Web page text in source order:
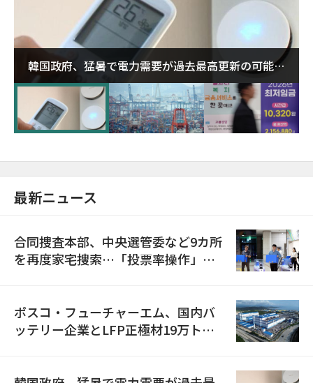
韓国政府、猛暑で電力需要が過去最高更新の可能性
に需給対応体制を点検
最新ニュース
合同捜査本部、中央選管委など9カ所
を再度家宅捜索…「投票率操作」の
ポスコ・フューチャーエム、国内バ
ッテリー企業とLFP正極材19万トン